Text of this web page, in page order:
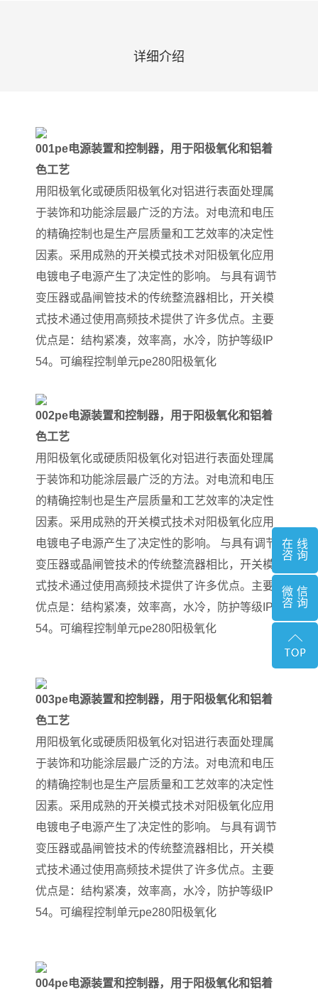
详细介绍
001pe电源装置和控制器，用于阳极氧化和铝着
色工艺
用阳极氧化或硬质阳极氧化对铝进行表面处理属
于装饰和功能涂层最广泛的方法。对电流和电压
的精确控制也是生产层质量和工艺效率的决定性
因素。采用成熟的开关模式技术对阳极氧化应用
电镀电子电源产生了决定性的影响。 与具有调节
变压器或晶闸管技术的传统整流器相比，开关模
式技术通过使用高频技术提供了许多优点。主要
优点是：结构紧凑，效率高，水冷，防护等级IP
54。可编程控制单元pe280阳极氧化
002pe电源装置和控制器，用于阳极氧化和铝着
色工艺
用阳极氧化或硬质阳极氧化对铝进行表面处理属
于装饰和功能涂层最广泛的方法。对电流和电压
的精确控制也是生产层质量和工艺效率的决定性
因素。采用成熟的开关模式技术对阳极氧化应用
电镀电子电源产生了决定性的影响。 与具有调节
变压器或晶闸管技术的传统整流器相比，开关模
式技术通过使用高频技术提供了许多优点。主要
优点是：结构紧凑，效率高，水冷，防护等级IP
54。可编程控制单元pe280阳极氧化
003pe电源装置和控制器，用于阳极氧化和铝着
色工艺
用阳极氧化或硬质阳极氧化对铝进行表面处理属
于装饰和功能涂层最广泛的方法。对电流和电压
的精确控制也是生产层质量和工艺效率的决定性
因素。采用成熟的开关模式技术对阳极氧化应用
电镀电子电源产生了决定性的影响。 与具有调节
变压器或晶闸管技术的传统整流器相比，开关模
式技术通过使用高频技术提供了许多优点。主要
优点是：结构紧凑，效率高，水冷，防护等级IP
54。可编程控制单元pe280阳极氧化
004pe电源装置和控制器，用于阳极氧化和铝着
在线
咨询
微信
咨询